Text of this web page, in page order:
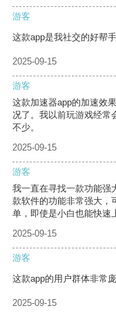
游客
这款app是我社交的好帮
2025-09-15
游客
这款加速器app的加速效
况了。我以前玩游戏经常
不少。
2025-09-15
游客
我一直在寻找一款功能强
款软件的功能非常强大，
单，即使是小白也能快速
2025-09-15
游客
这款app的用户群体非常
2025-09-15